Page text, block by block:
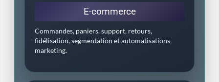
E-commerce
Commandes, paniers, support, retours,
fidélisation, segmentation et automatisations
marketing.